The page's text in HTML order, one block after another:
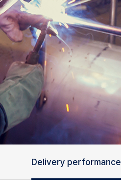
Delivery performance